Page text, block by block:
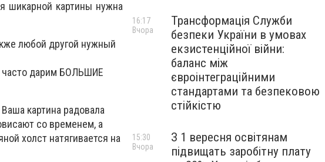
шикарной картины нужна
любой другой нужный
часто дарим БОЛЬШИЕ
картина радовала
со временем, а
холст натягивается на
Трансформація Служби
безпеки України в умовах
екзистенційної війни:
баланс між
євроінтеграційними
стандартами та безпековою
стійкістю
16:17
Вчора
З 1 вересня освітянам
підвищать заробітну плату
15:30
Вчора